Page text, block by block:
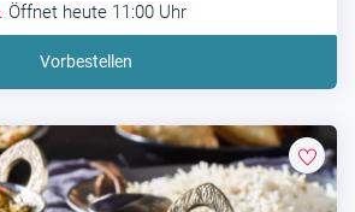
. Öffnet heute 11:00 Uhr
Vorbestellen